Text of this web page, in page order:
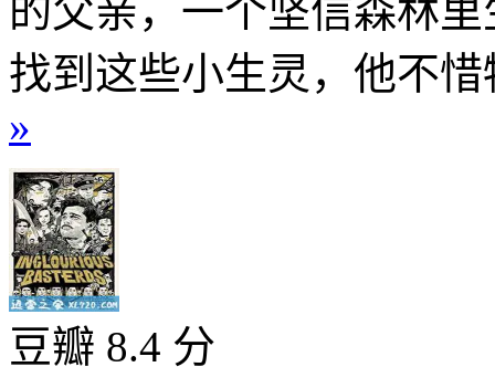
的父亲，一个坚信森林
找到这些小生灵，他不
»
豆瓣 8.4 分